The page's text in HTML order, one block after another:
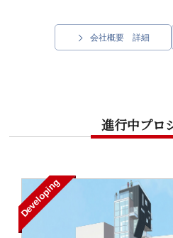
会社概要 詳細
進行中プロ